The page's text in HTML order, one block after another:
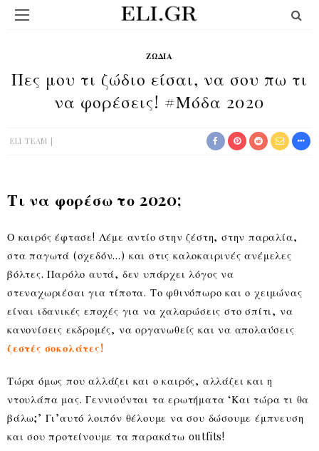
ΖΏΔΙΑ
Πες μου τι ζώδιο είσαι, να σου πω τι
να φορέσεις! #Μόδα 2020
ELI TEAM
Τι να φορέσω το 2020;
Ο καιρός έφτασε! Λέμε αντίο στην ζέστη, στην παραλία,
στα παγωτά (σχεδόν…) και στις καλοκαιρινές ανέμελες
βόλτες. Παρόλο αυτά, δεν υπάρχει λόγος να
στεναχωριέσαι για τίποτα. Το φθινόπωρο και ο χειμώνας
είναι ιδανικές εποχές για να χαλαρώσεις στο σπίτι, να
κανονίσεις εκδρομές, να οργανωθείς και να απολαύσεις
ζεστές σοκολάτες!
Τώρα όμως που αλλάζει και ο καιρός, αλλάζει και η
ντουλάπα μας. Γεννιούνται τα ερωτήματα ‘Και τώρα τι θα
βάλω;’ Γι’αυτό λοιπόν θέλουμε να σου δώσουμε έμπνευση
και σου προτείνουμε τα παρακάτω outfits!